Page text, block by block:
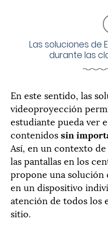
Las soluciones de
durante las
En este sentido, las
videoproyección
estudiante pueda ver
contenidossin
Así, en un contexto
las pantallas en los
propone una solución
en un dispositivo
atención de todos los
sitio.